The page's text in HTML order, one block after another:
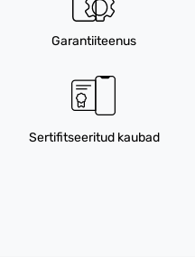
Garantiiteenus
Sertifitseeritud kaubad